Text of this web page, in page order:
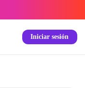
Iniciar sesión